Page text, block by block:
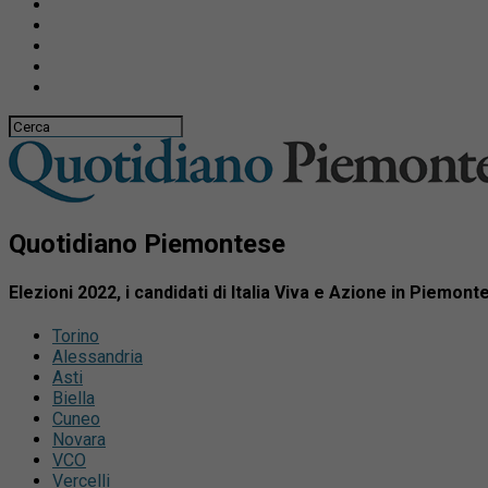
Quotidiano Piemontese
Elezioni 2022, i candidati di Italia Viva e Azione in
Torino
Alessandria
Asti
Biella
Cuneo
Novara
VCO
Vercelli